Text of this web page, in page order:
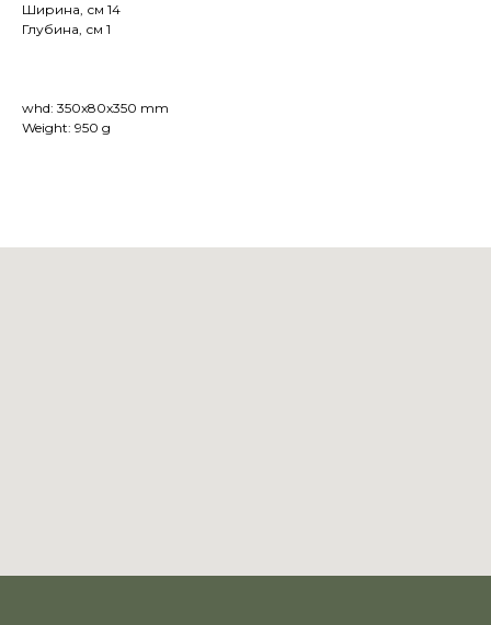
Ширина, см 14
Глубина, см 1
whd: 350x80x350 mm
Weight: 950 g